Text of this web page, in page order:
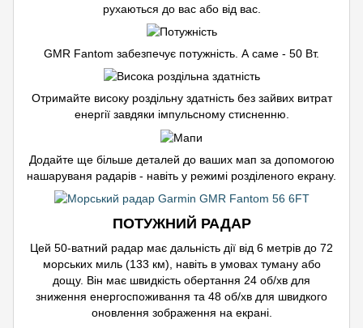
рухаються до вас або від вас.
GMR Fantom забезпечує потужність. А саме - 50 Вт.
Отримайте високу роздільну здатність без зайвих витрат
енергії завдяки імпульсному стисненню.
Додайте ще більше деталей до ваших мап за допомогою
нашаруваня радарів - навіть у режимі розділеного екрану.
ПОТУЖНИЙ РАДАР
Цей 50-ватний радар має дальність дії від 6 метрів до 72
морських миль (133 км), навіть в умовах туману або
дощу. Він має швидкість обертання 24 об/хв для
зниження енергоспоживання та 48 об/хв для швидкого
оновлення зображення на екрані.